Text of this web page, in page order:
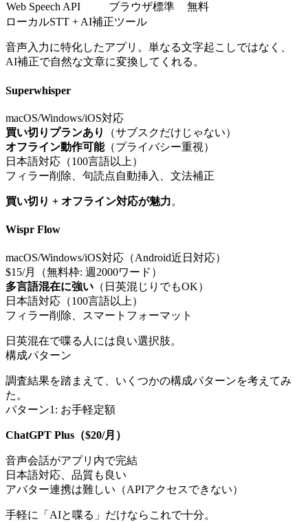
Web Speech API
ブラウザ標準
無料
ローカルSTT + AI補正ツール
音声入力に特化したアプリ。単なる文字起こしではなく、
AI補正で自然な文章に変換してくれる。
Superwhisper
macOS/Windows/iOS対応
買い切りプランあり
（サブスクだけじゃない）
オフライン動作可能（プライバシー重視）
日本語対応（100言語以上）
フィラー削除、句読点自動挿入、文法補正
買い切り + オフライン対応が魅力。
Wispr Flow
macOS/Windows/iOS対応（Android近日対応）
$15/月（無料枠: 週2000ワード）
多言語混在に強い （日英混じりでもOK）
日本語対応（100言語以上）
フィラー削除、スマートフォーマット
日英混在で喋る人には良い選択肢。
構成パターン
調査結果を踏まえて、いくつかの構成パターンを考えてみ
た。
パターン1: お手軽定額
ChatGPT Plus（$20/月）
音声会話がアプリ内で完結
日本語対応、品質も良い
アバター連携は難しい（APIアクセスできない）
手軽に「AIと喋る」だけならこれで十分。